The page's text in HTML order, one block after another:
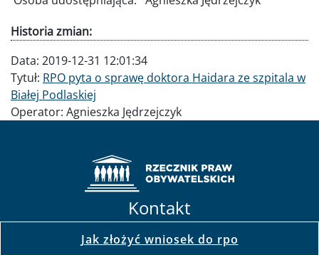
Historia zmian:
Data: 2019-12-31 12:01:34
Tytuł: RPO pyta o sprawę doktora Haidara ze szpitala w
Białej Podlaskiej
Operator: Agnieszka Jędrzejczyk
Kontakt
Jak złożyć wniosek do rpo